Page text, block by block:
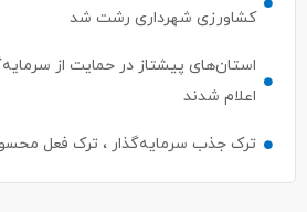
کشاورزی شهرداری رشت شد
استان‌های پیشتاز در حمایت از
اعلام شدند
ترک جذب سرمایه‌گذار ، ترک فعل